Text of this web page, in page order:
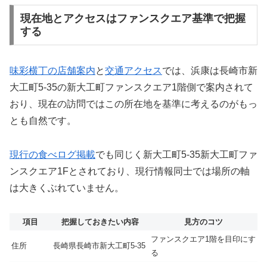
現在地とアクセスはファンスクエア基準で把握
する
味彩横丁の店舗案内と交通アクセスでは、浜康は長崎市新
大工町5-35の新大工町ファンスクエア1階側で案内されて
おり、現在の訪問ではこの所在地を基準に考えるのがもっ
とも自然です。
現行の食べログ掲載でも同じく新大工町5-35新大工町ファ
ンスクエア1Fとされており、現行情報同士では場所の軸
は大きくぶれていません。
項目 把握しておきたい内容 見方のコツ
住所 長崎県長崎市新大工町5-35
ファンスクエア1階を目印にす
る